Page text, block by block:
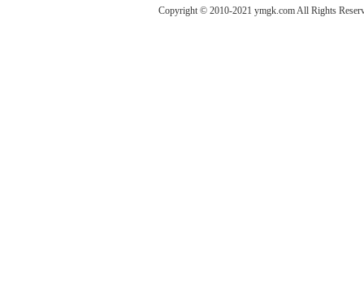
Copyright © 2010-2021 ymgk.com All Rights